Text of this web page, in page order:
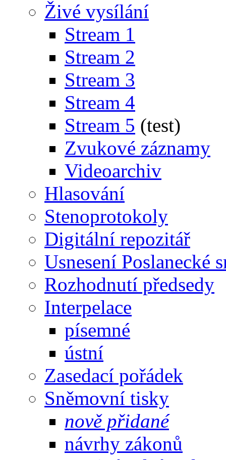
Živé vysílání
Stream 1
Stream 2
Stream 3
Stream 4
Stream 5 (test)
Zvukové záznamy
Videoarchiv
Hlasování
Stenoprotokoly
Digitální repozitář
Usnesení Poslanecké
Rozhodnutí předsedy
Interpelace
písemné
ústní
Zasedací pořádek
Sněmovní tisky
nově přidané
návrhy zákonů